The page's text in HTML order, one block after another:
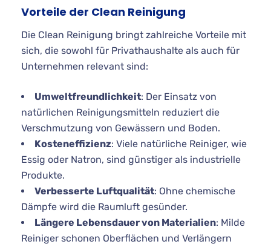
Vorteile der Clean Reinigung
Die Clean Reinigung bringt zahlreiche Vorteile mit
sich, die sowohl für Privathaushalte als auch für
Unternehmen relevant sind:
Umweltfreundlichkeit: Der Einsatz von
natürlichen Reinigungsmitteln reduziert die
Verschmutzung von Gewässern und Boden.
Kosteneffizienz: Viele natürliche Reiniger, wie
Essig oder Natron, sind günstiger als industrielle
Produkte.
Verbesserte Luftqualität: Ohne chemische
Dämpfe wird die Raumluft gesünder.
Längere Lebensdauer von Materialien: Milde
Reiniger schonen Oberflächen und Verlängern